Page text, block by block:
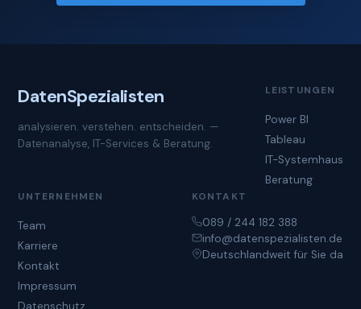
DatenSpezialisten
analysieren. verstehen. entscheiden. —
Datenanalyse, IT-Services & Beratung.
LEISTUNGEN
Power BI
Tableau
IT-Systemhaus
Beratung
UNTERNEHMEN
Team
Karriere
Kontakt
Impressum
Datenschutz
KONTAKT
089 / 244 182 388
info@datenspezialisten.de
Deutschlandweit für Sie da